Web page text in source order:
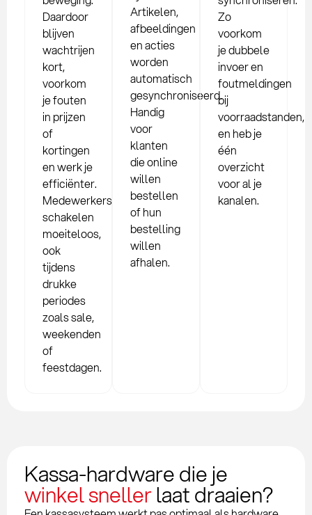
Daardoor
blijven
wachtrijen
kort,
voorkom
je fouten
in prijzen
of
kortingen
en werk je
efficiënter.
Medewerkers
schakelen
moeiteloos,
ook
tijdens
drukke
periodes
zoals sale,
weekenden
of
feestdagen.
Artikelen,
afbeeldingen
en acties
worden
automatisch
gesynchroniseerd.
Handig
voor
klanten
die online
willen
bestellen
of hun
bestelling
willen
afhalen.
Zo
voorkom
je dubbele
invoer en
foutmeldingen
bij
voorraadstanden,
en heb je
één
overzicht
voor al je
kanalen.
Kassa-hardware die je
winkel snellerlaat draaien?